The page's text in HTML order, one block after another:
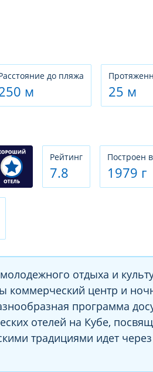
до пляжа
м
25 м
Рeйтинг
7.8
Построен в
1979 г
отдыха и
коммерческий центр и
программа
отелей на Кубе,
традициями идет